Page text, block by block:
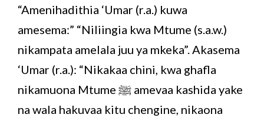
“Amenihadithia ‘Umar (r.a.) kuwa
amesema:” “Niliingia kwa Mtume (s.a.w.)
nikampata amelala juu ya mkeka”. Akasema
‘Umar (r.a.): “Nikakaa chini, kwa ghafla
nikamuona Mtume ﷺ amevaa kashida yake
na wala hakuvaa kitu chengine, nikaona